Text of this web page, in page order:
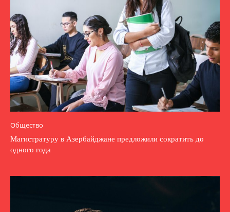
Общество
Магистратуру в Азербайджане предложили сократить до
одного года